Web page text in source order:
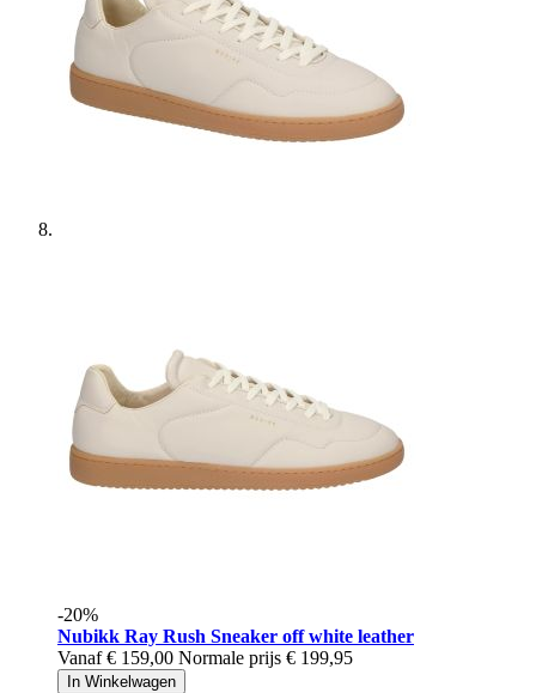
-20%
Nubikk Ray Rush Sneaker off white leather
Vanaf € 159,00 Normale prijs € 199,95
In Winkelwagen